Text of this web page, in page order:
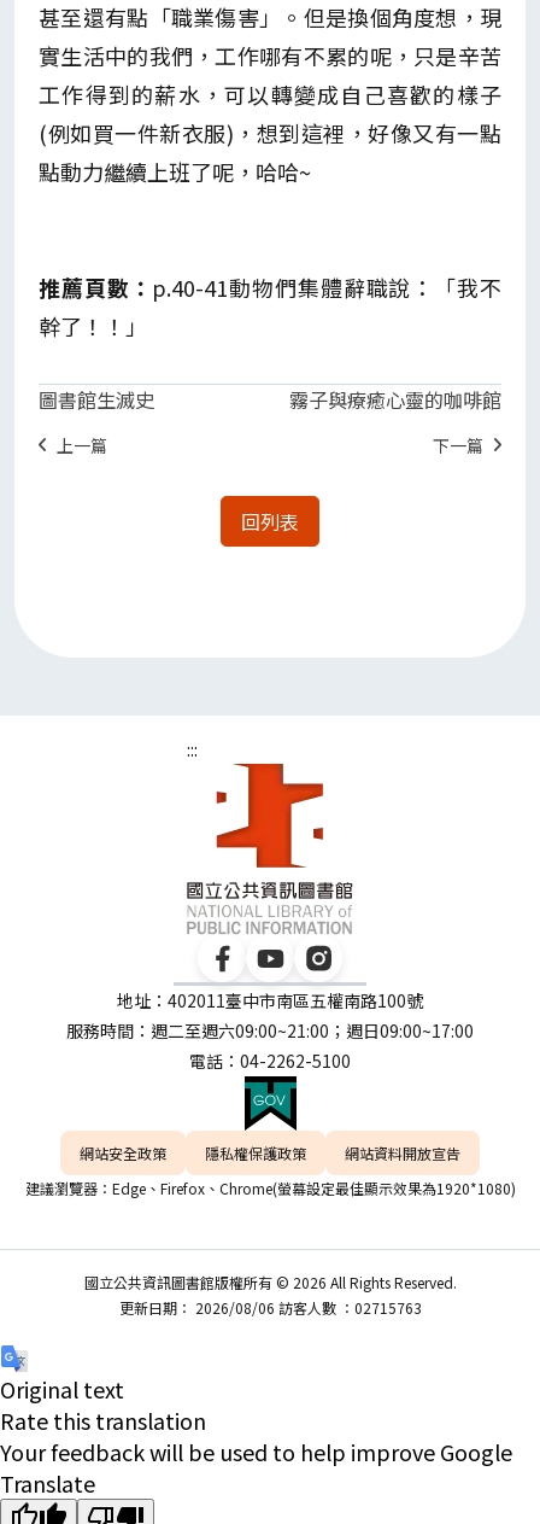
甚至還有點「職業傷害」。但是換個角度想，現
實生活中的我們，工作哪有不累的呢，只是辛苦
工作得到的薪水，可以轉變成自己喜歡的樣子
(例如買一件新衣服)，想到這裡，好像又有一點
點動力繼續上班了呢，哈哈~
推薦頁數： p.40-41動物們集體辭職說：「我不
幹了！！」
圖書館生滅史
上一篇
霧子與療癒心靈的咖啡館
下一篇
回列表
:::
地址：402011臺中市南區五權南路100號
服務時間：週二至週六09:00~21:00；週日09:00~17:00
電話：04-2262-5100
網站安全政策 隱私權保護政策
網站資料開放宣告
建議瀏覽器：Edge、Firefox、Chrome(螢幕設定最佳顯示效果為1920*1080)
國立公共資訊圖書館版權所有 © 2026 All Rights Reserved.
更新日期： 2026/08/06 訪客人數 ：02715763
Original text
Rate this translation
Your feedback will be used to help improve Google
Translate